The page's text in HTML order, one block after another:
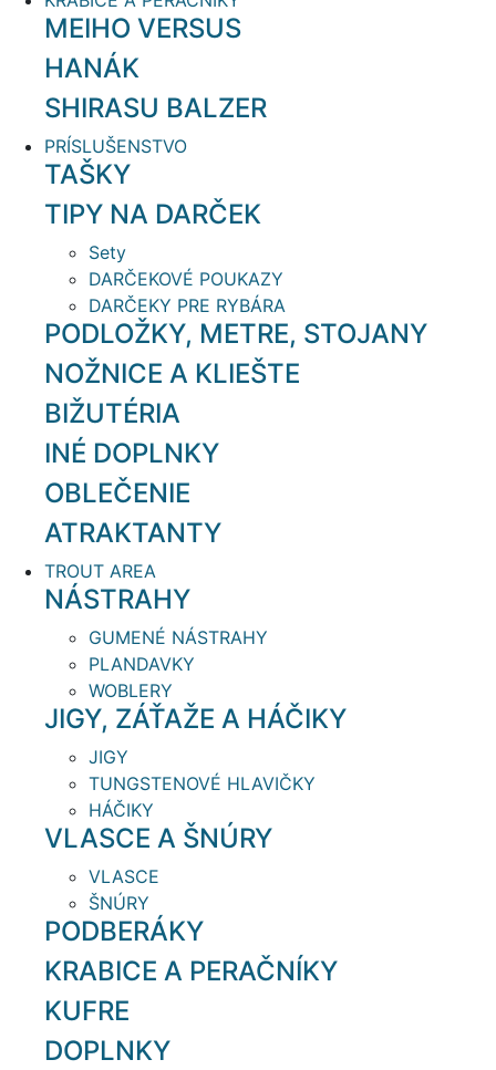
MEIHO VERSUS
HANÁK
SHIRASU BALZER
PRÍSLUŠENSTVO
TAŠKY
TIPY NA DARČEK
Sety
DARČEKOVÉ POUKAZY
DARČEKY PRE RYBÁRA
PODLOŽKY, METRE, STOJANY
NOŽNICE A KLIEŠTE
BIŽUTÉRIA
INÉ DOPLNKY
OBLEČENIE
ATRAKTANTY
TROUT AREA
NÁSTRAHY
GUMENÉ NÁSTRAHY
PLANDAVKY
WOBLERY
JIGY, ZÁŤAŽE A HÁČIKY
JIGY
TUNGSTENOVÉ HLAVIČKY
HÁČIKY
VLASCE A ŠNÚRY
VLASCE
ŠNÚRY
PODBERÁKY
KRABICE A PERAČNÍKY
KUFRE
DOPLNKY